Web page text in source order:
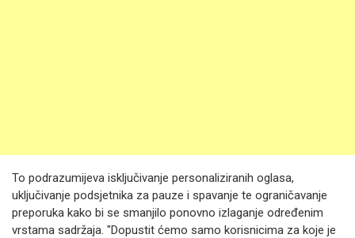
To podrazumijeva isključivanje personaliziranih oglasa,
uključivanje podsjetnika za pauze i spavanje te ograničavanje
preporuka kako bi se smanjilo ponovno izlaganje određenim
vrstama sadržaja. "Dopustit ćemo samo korisnicima za koje je